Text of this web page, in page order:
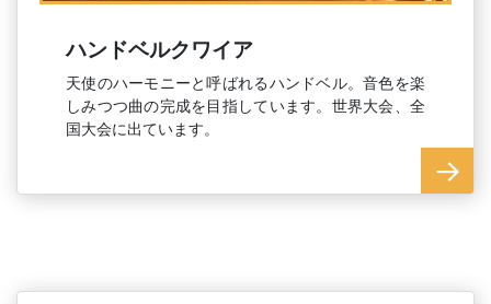
ハンドベルクワイア
天使のハーモニーと呼ばれるハンドベル。音色を楽
しみつつ曲の完成を目指しています。世界大会、全
国大会に出ています。